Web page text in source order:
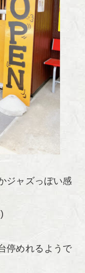
ジャズっぽい感
停めれるようで